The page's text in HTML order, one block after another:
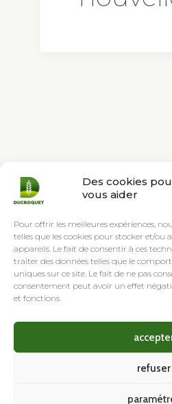
Des cookies
vous aider
Pour offrir les meilleures expériences,
telles que les cookies pour stocker et/ou
appareils. Le fait de consentir à ces
traiter des données telles que le
uniques sur ce site. Le fait de ne pas
consentement peut avoir un effet
et fonctions.
refuser
2 3
nous